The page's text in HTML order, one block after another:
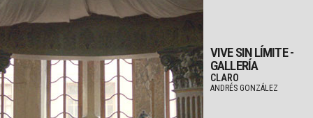
VIVE SIN LÍMITE -
GALLERÍA
CLARO
ANDRÉS GONZÁLEZ